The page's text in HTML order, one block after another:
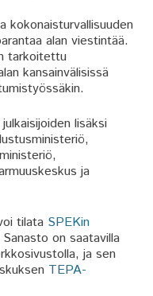
kokonaisturvallisuuden
alan viestintää.
tarkoitettu
kansainvälisissä
lisäksi
ja
tilata SPEKin
on saatavilla
ja sen
TEPA-